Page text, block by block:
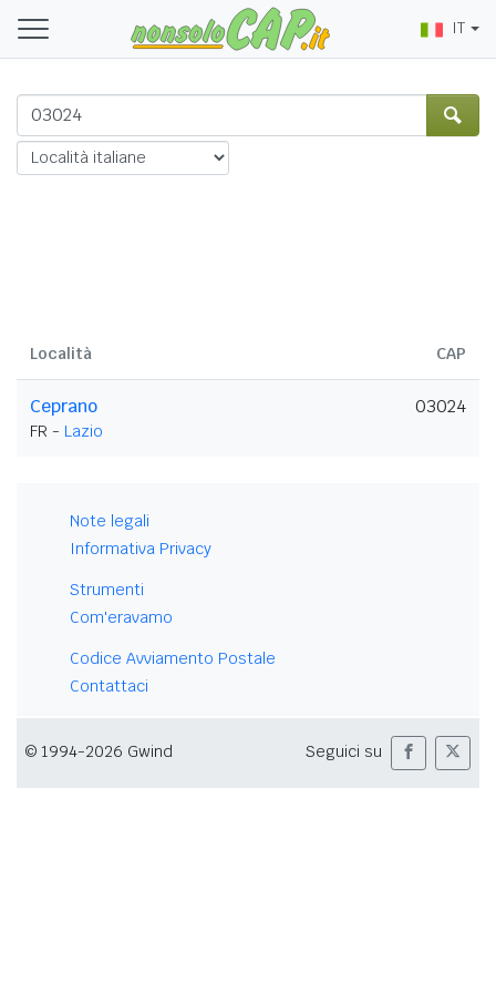
IT
Località CAP
Ceprano
FR - Lazio
03024
Note legali
Informativa Privacy
Strumenti
Com'eravamo
Codice Avviamento Postale
Contattaci
© 1994-2026 Gwind Seguici su